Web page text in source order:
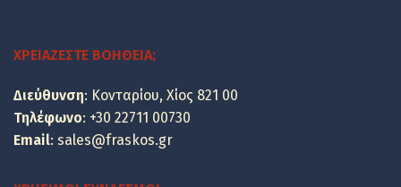
ΧΡΕΙΆΖΕΣΤΕ ΒΟΉΘΕΙΑ;
Διεύθυνση: Κονταρίου, Χίος 821 00
Τηλέφωνο: +30 22711 00730
Email: sales@fraskos.gr